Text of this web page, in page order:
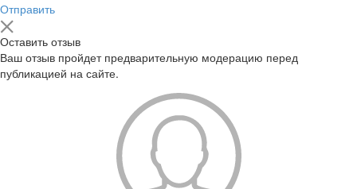
Отправить
Оставить отзыв
Ваш отзыв пройдет предварительную модерацию перед
публикацией на сайте.